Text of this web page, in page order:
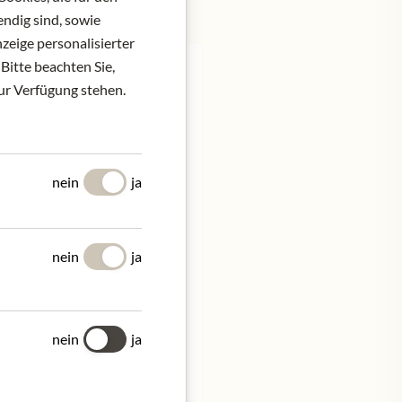
Gaumen
Spiritualität, hat
zwischen
seit drei
sind, sowie
personalisierter
beachten Sie,
Verfügung stehen.
nein ja
nein
ja
nein ja